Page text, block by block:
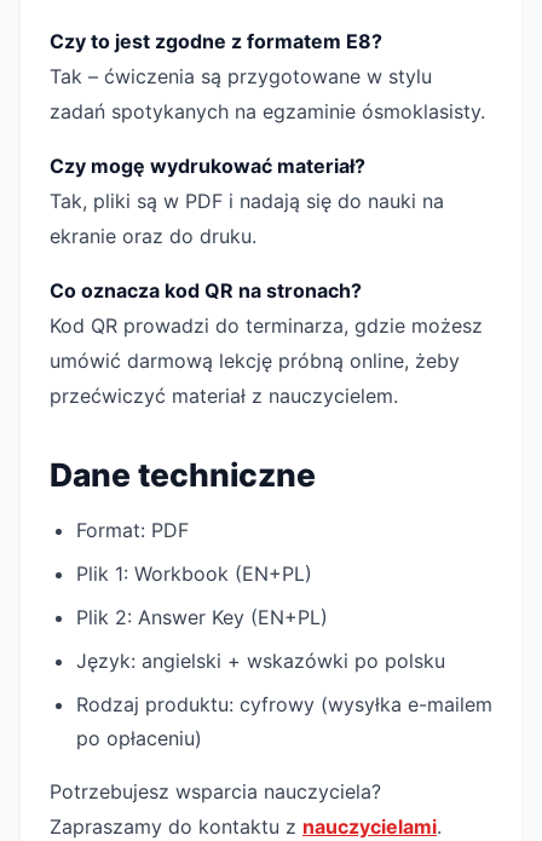
Czy to jest zgodne z formatem E8?
Tak – ćwiczenia są przygotowane w stylu
zadań spotykanych na egzaminie ósmoklasisty.
Czy mogę wydrukować materiał?
Tak, pliki są w PDF i nadają się do nauki na
ekranie oraz do druku.
Co oznacza kod QR na stronach?
Kod QR prowadzi do terminarza, gdzie możesz
umówić darmową lekcję próbną online, żeby
przećwiczyć materiał z nauczycielem.
Dane techniczne
Format: PDF
Plik 1: Workbook (EN+PL)
Plik 2: Answer Key (EN+PL)
Język: angielski + wskazówki po polsku
Rodzaj produktu: cyfrowy (wysyłka e-mailem
po opłaceniu)
Potrzebujesz wsparcia nauczyciela?
Zapraszamy do kontaktu z nauczycielami.